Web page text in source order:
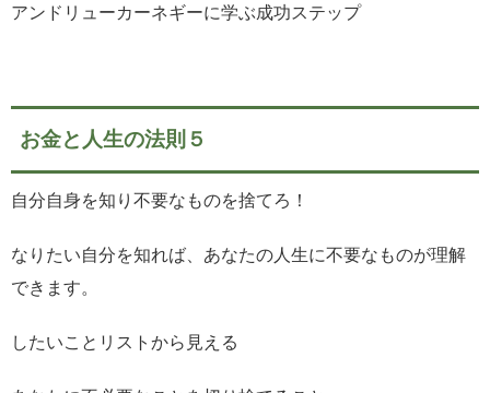
アンドリューカーネギーに学ぶ成功ステップ
お金と人生の法則５
自分自身を知り不要なものを捨てろ！
なりたい自分を知れば、あなたの人生に不要なものが理解
できます。
したいことリストから見える